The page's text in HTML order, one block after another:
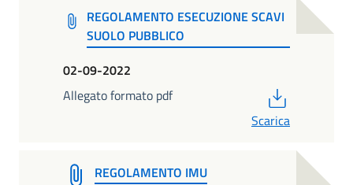
REGOLAMENTO ESECUZIONE SCAVI
SUOLO PUBBLICO
02-09-2022
Allegato formato pdf
Scarica
REGOLAMENTO IMU